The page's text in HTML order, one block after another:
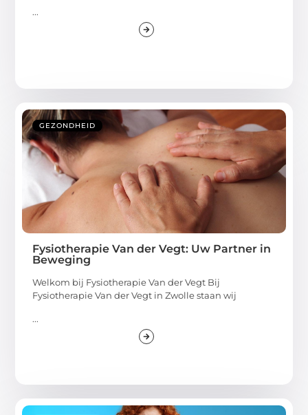
...
GEZONDHEID
Fysiotherapie Van der Vegt: Uw Partner in
Beweging
Welkom bij Fysiotherapie Van der Vegt Bij
Fysiotherapie Van der Vegt in Zwolle staan wij
...